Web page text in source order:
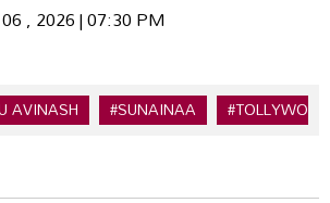
, 2026 | 07:30 PM
AVINASH #SUNAINAA #TOLLYWOOD